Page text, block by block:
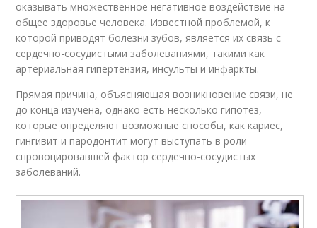
оказывать множественное негативное воздействие на
общее здоровье человека. Известной проблемой, к
которой приводят болезни зубов, является их связь с
сердечно-сосудистыми заболеваниями, такими как
артериальная гипертензия, инсульты и инфаркты.
Прямая причина, объясняющая возникновение связи, не
до конца изучена, однако есть несколько гипотез,
которые определяют возможные способы, как кариес,
гингивит и пародонтит могут выступать в роли
спровоцировавшей фактор сердечно-сосудистых
заболеваний.